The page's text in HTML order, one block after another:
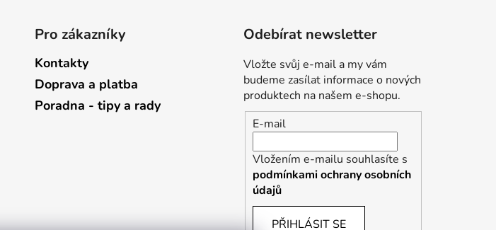
Pro zákazníky
Kontakty
Doprava a platba
Poradna - tipy a rady
Odebírat newsletter
Vložte svůj e-mail a my vám
budeme zasílat informace o nových
produktech na našem e-shopu.
E-mail
Vložením e-mailu souhlasíte s
podmínkami ochrany osobních
údajů
PŘIHLÁSIT SE